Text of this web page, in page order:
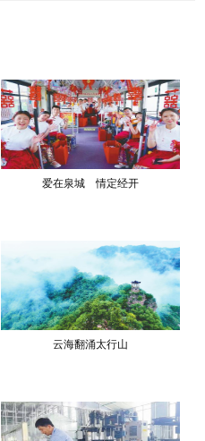
爱在泉城 情定经开
云海翻涌太行山